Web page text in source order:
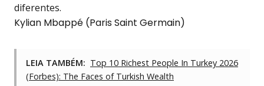
diferentes.
Kylian Mbappé (Paris Saint Germain)
LEIA TAMBÉM: Top 10 Richest People In Turkey 2026
(Forbes): The Faces of Turkish Wealth